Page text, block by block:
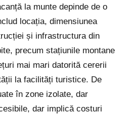
la munte depinde de o
locația, dimensiunea
și infrastructura din
precum stațiunile montane
mai mari datorită cererii
la facilități turistice. De
în zone izolate, dar
dar implică costuri